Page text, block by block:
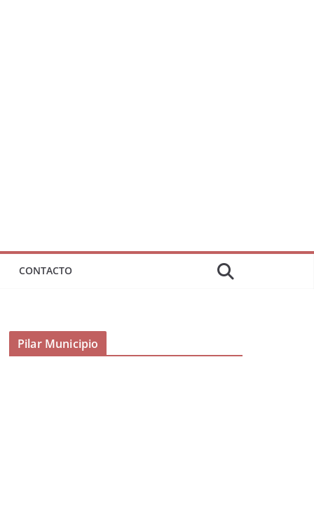
CONTACTO
Pilar Municipio